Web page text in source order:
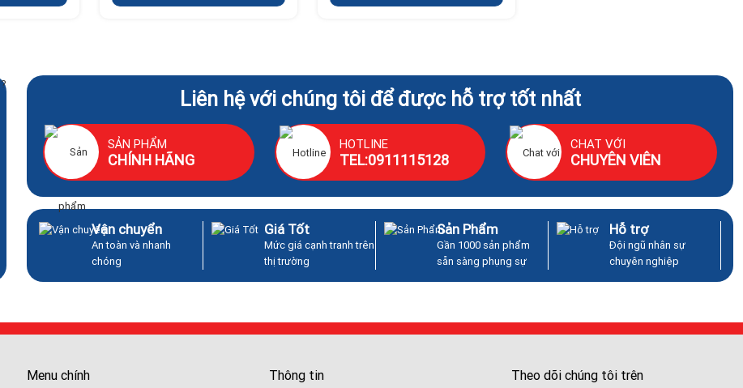
Liên hệ với chúng tôi để được hỗ trợ tốt nhất
SẢN PHẨM
CHÍNH HÃNG
HOTLINE
TEL:0911115128
CHAT VỚI
CHUYÊN VIÊN
Vận chuyển
An toàn và nhanh
chóng
Giá Tốt
Mức giá cạnh tranh trên
thị trường
Sản Phẩm
Gần 1000 sản phẩm
sẵn sàng phụng sự
Hỗ trợ
Đội ngũ nhân sự
chuyên nghiệp
Menu chính Thông tin Theo dõi chúng tôi trên